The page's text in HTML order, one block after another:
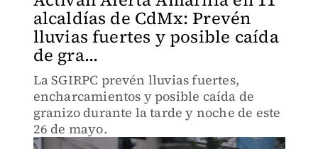
alcaldías de CdMx: Prevén
lluvias fuertes y posible caída
de gra...
La SGIRPC prevén lluvias fuertes,
encharcamientos y posible caída de
granizo durante la tarde y noche de este
26 de mayo.